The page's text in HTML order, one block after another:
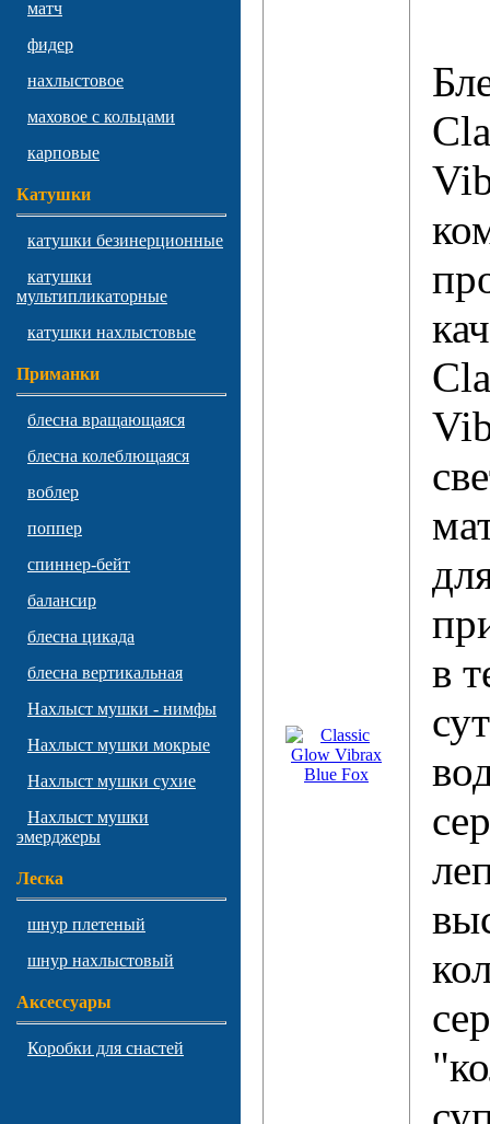
матч
фидер
нахлыстовое
маховое с кольцами
карповые
Катушки
катушки безинерционные
катушки
мультипликаторные
катушки нахлыстовые
Приманки
блесна вращающаяся
блесна колеблющаяся
воблер
поппер
спиннер-бейт
балансир
блесна цикада
блесна вертикальная
Нахлыст мушки - нимфы
Нахлыст мушки мокрые
Нахлыст мушки сухие
Нахлыст мушки
эмерджеры
Леска
шнур плетеный
шнур нахлыстовый
Аксессуары
Коробки для снастей
в